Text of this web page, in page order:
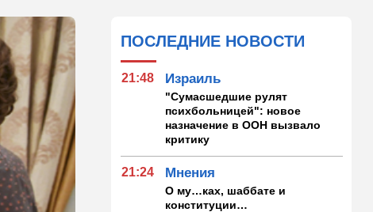
ПОСЛЕДНИЕ НОВОСТИ
21:48 Израиль
"Сумасшедшие рулят
психбольницей": новое
назначение в ООН вызвало
критику
21:24 Мнения
О му…ках, шаббате и
конституции…